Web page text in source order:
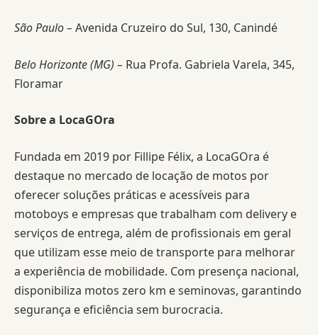
São Paulo – Avenida Cruzeiro do Sul, 130, Canindé
Belo Horizonte (MG) – Rua Profa. Gabriela Varela, 345,
Floramar
Sobre a LocaGOra
Fundada em 2019 por Fillipe Félix, a LocaGOra é
destaque no mercado de locação de motos por
oferecer soluções práticas e acessíveis para
motoboys e empresas que trabalham com delivery e
serviços de entrega, além de profissionais em geral
que utilizam esse meio de transporte para melhorar
a experiência de mobilidade. Com presença nacional,
disponibiliza motos zero km e seminovas, garantindo
segurança e eficiência sem burocracia.